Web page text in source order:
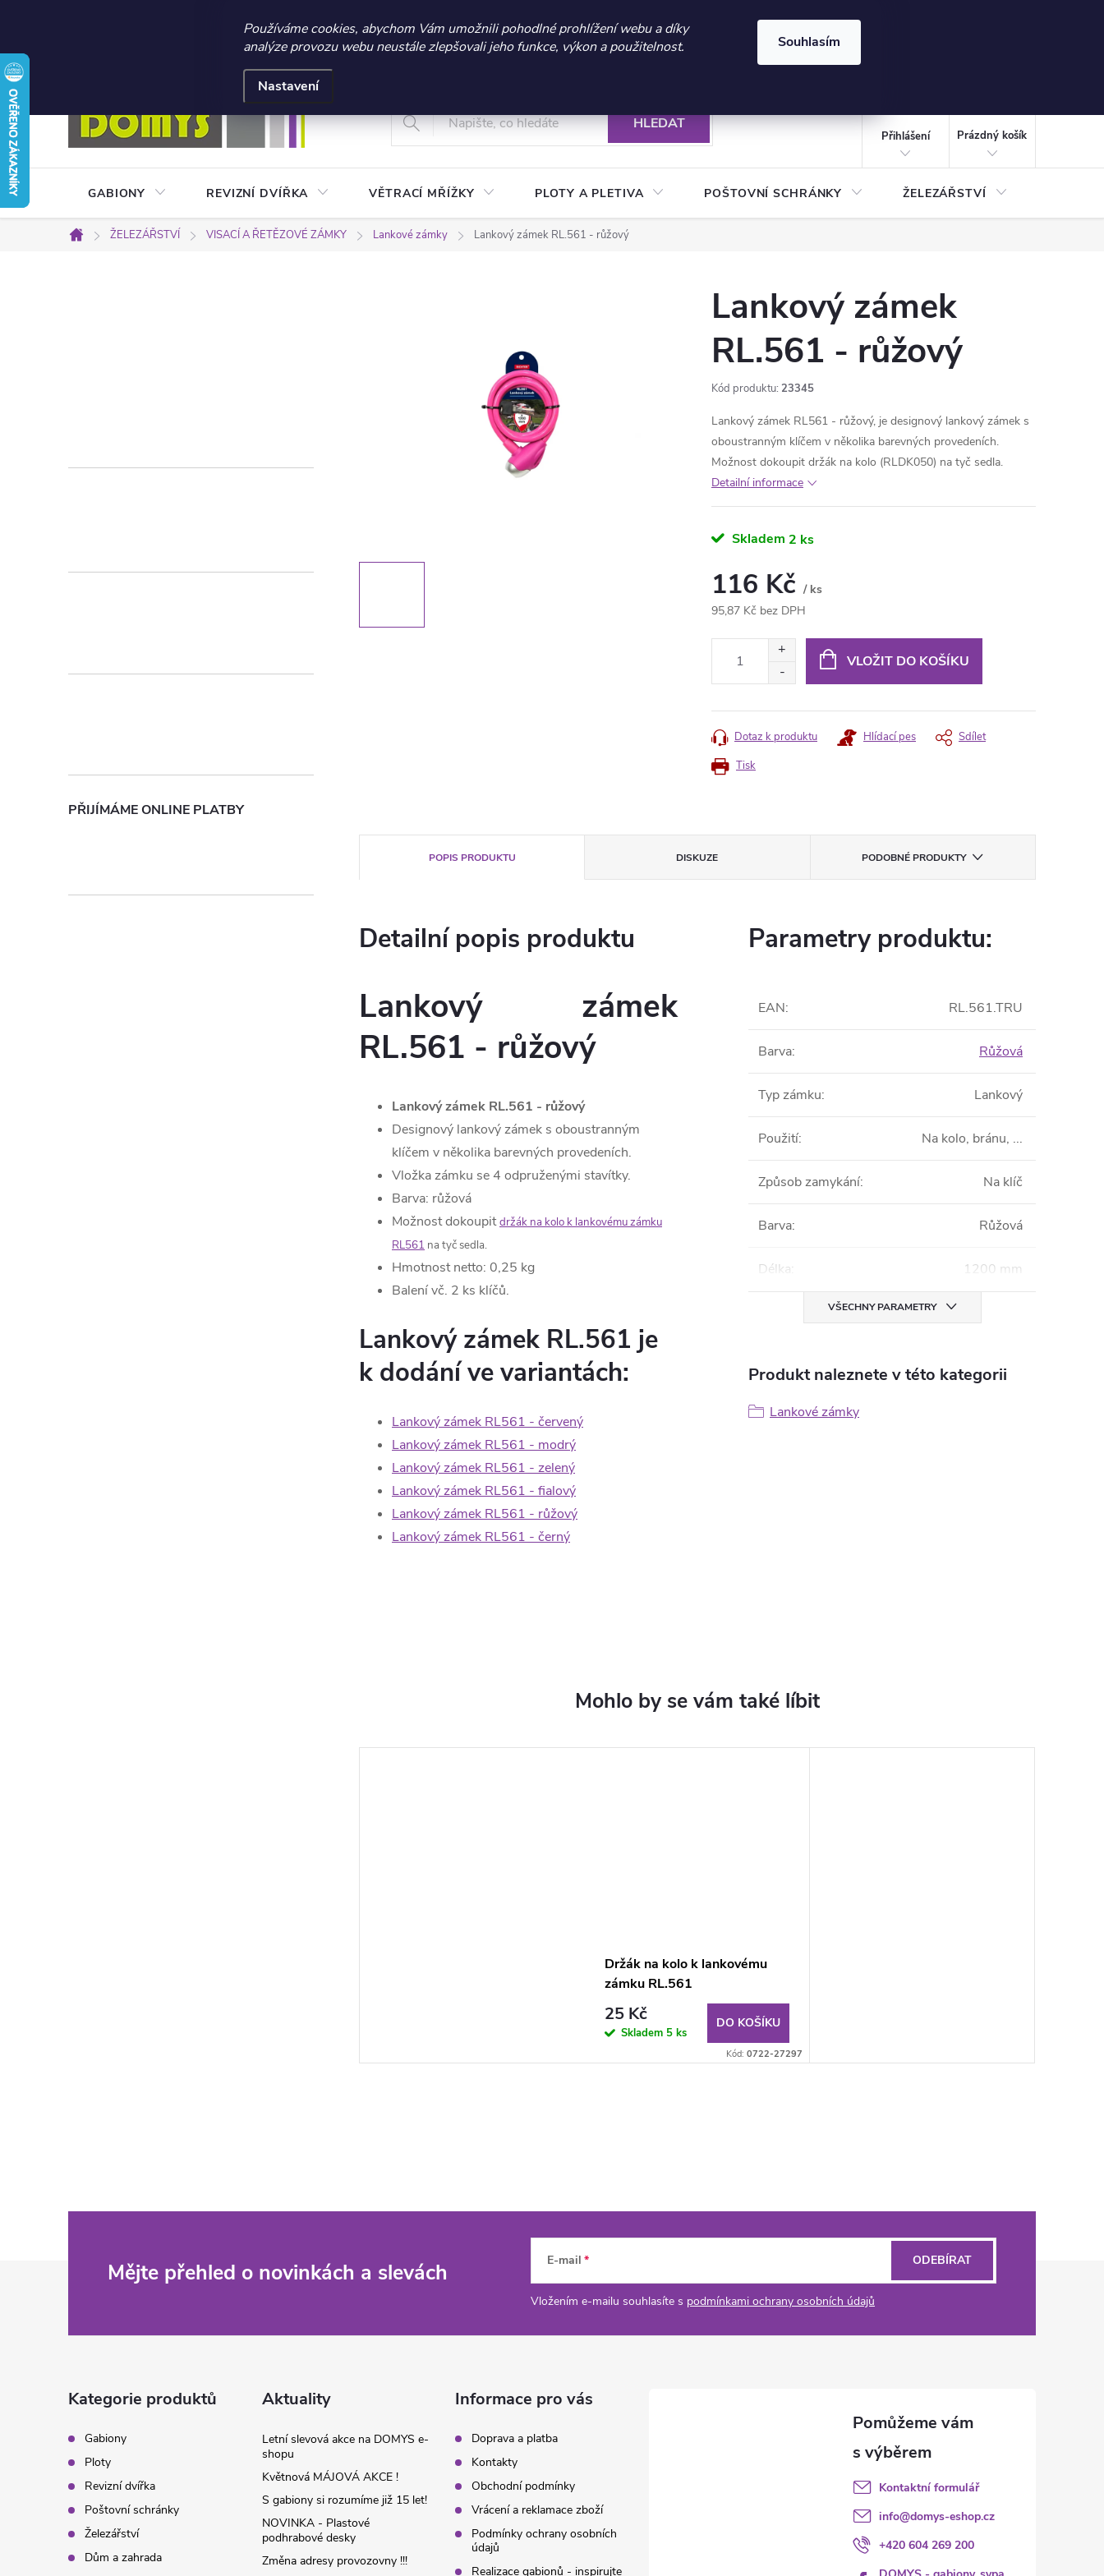
☀️ LETNÍ AKCE 2026 – sleva 300 Kč při nákupu nad 3.000 Kč | Platnost do 21.9.2026 ⏰ | Kód: LÉTO2026
Používáme cookies, abychom Vám umožnili pohodlné prohlížení webu a díky
analýze provozu webu neustále zlepšovali jeho funkce, výkon a použitelnost.
Nastavení
Souhlasím
Přejít
na
obsah
+420 604 269 200
Obchodní podmínky Vrácení a reklamace zboží Podmínky ochrany osobních údajů
HLEDAT
Přihlášení
KOŠÍK
Prázdný košík
GABIONY REVIZNÍ DVÍŘKA VĚTRACÍ MŘÍŽKY PLOTY A PLETIVA POŠTOVNÍ SCHRÁNKY ŽELEZÁŘSTVÍ
Domů
ŽELEZÁŘSTVÍ VISACÍ A ŘETĚZOVÉ ZÁMKY Lankové zámky Lankový zámek RL.561 - růžový
r
p
e
PŘIJÍMÁME ONLINE PLATBY
Lankový zámek
RL.561 - růžový
Kód produktu: 23345
Lankový zámek RL561 - růžový, je designový lankový zámek s
oboustranným klíčem v několika barevných provedeních.
Možnost dokoupit držák na kolo (RLDK050) na tyč sedla.
Detailní informace
Skladem 2 ks
116 Kč / ks
95,87 Kč bez DPH
VLOŽIT DO KOŠÍKU
Tisk
Dotaz k produktu Hlídací pes Sdílet
POPIS PRODUKTU DISKUZE PODOBNÉ PRODUKTY
Detailní popis produktu
Lankový zámek
RL.561 - růžový
Lankový zámek RL.561 - růžový
Designový lankový zámek s oboustranným
klíčem v několika barevných provedeních.
Vložka zámku se 4 odpruženými stavítky.
Barva: růžová
Možnost dokoupitdržák na kolo k lankovému zámku
RL561 na tyč sedla.
Hmotnost netto: 0,25 kg
Balení vč. 2 ks klíčů.
Lankový zámek RL.561 je
k dodání ve variantách:
Lankový zámek RL561 - červený
Lankový zámek RL561 - modrý
Lankový zámek RL561 - zelený
Lankový zámek RL561 - fialový
Lankový zámek RL561 - růžový
Lankový zámek RL561 - černý
Parametry produktu:
EAN: RL.561.TRU
Barva: Růžová
Typ zámku: Lankový
Použití: Na kolo, bránu, ...
Způsob zamykání: Na klíč
Barva: Růžová
Délka: 1200 mm
VŠECHNY PARAMETRY
Produkt naleznete v této kategorii
Lankové zámky
Držák na kolo k lankovému
zámku RL.561
25 Kč
Skladem 5 ks
DO KOŠÍKU
Kód: 0722-27297
Mějte přehled o novinkách a slevách E-mail
Vložením e-mailu souhlasíte s podmínkami ochrany osobních údajů
ODEBÍRAT
Kategorie produktů
Gabiony
Ploty
Revizní dvířka
Poštovní schránky
Železářství
Dům a zahrada
Aktuality
Letní slevová akce na DOMYS e-
shopu
Květnová MÁJOVÁ AKCE !
S gabiony si rozumíme již 15 let!
NOVINKA - Plastové
podhrabové desky
Změna adresy provozovny !!!
Informace pro vás
Doprava a platba
Kontakty
Obchodní podmínky
Vrácení a reklamace zboží
Podmínky ochrany osobních
údajů
Realizace gabionů - inspirujte
Kontaktní formulář
info@domys-eshop.cz
+420 604 269 200